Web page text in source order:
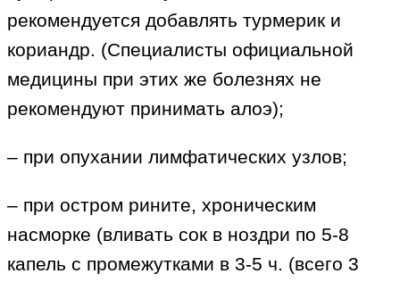
рекомендуется добавлять турмерик и
кориандр. (Специалисты официальной
медицины при этих же болезнях не
рекомендуют принимать алоэ);
– при опухании лимфатических узлов;
– при остром рините, хроническим
насморке (вливать сок в ноздри по 5-8
капель с промежутками в 3-5 ч. (всего 3